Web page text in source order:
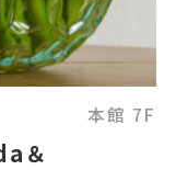
本館 7F
＆